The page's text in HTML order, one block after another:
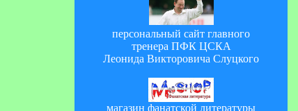
персональный сайт главного
тренера ПФК ЦСКА
Леонида Викторовича Слуцкого
магазин фанатской литературы